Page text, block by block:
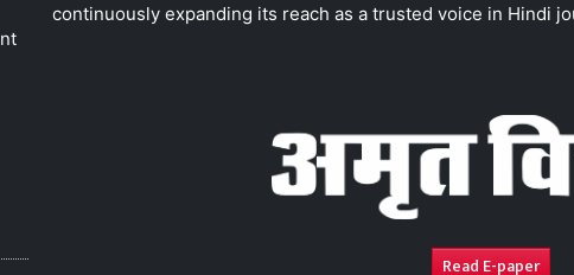
continuously expanding its reach as a trusted voice in Hindi
Read E-paper